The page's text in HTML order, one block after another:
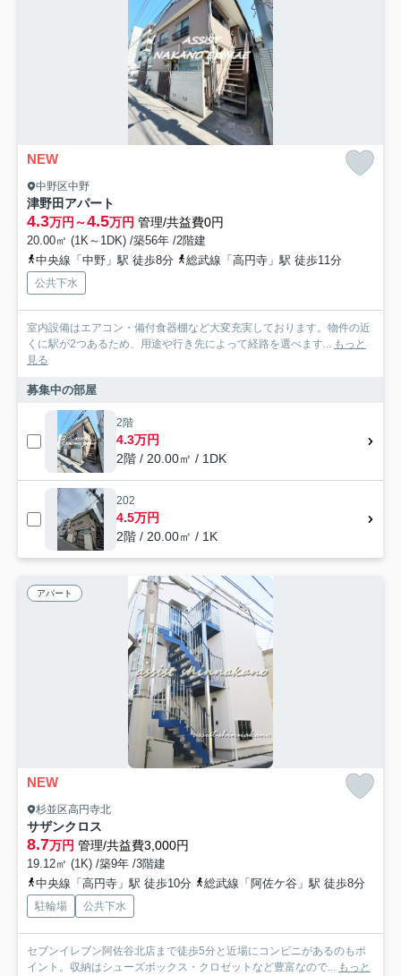
NEW
中野区中野
津野田アパート
4.3万円～4.5万円 管理/共益費0円
20.00㎡ (1K～1DK) /築56年 /2階建
中央線「中野」駅 徒歩8分
総武線「高円寺」駅 徒歩11分
公共下水
室内設備はエアコン・備付食器棚など大変充実しております。物件の近
くに駅が2つあるため、用途や行き先によって経路を選べます... もっと
見る
募集中の部屋
2階
4.3万円
2階 / 20.00㎡ / 1DK
202
4.5万円
2階 / 20.00㎡ / 1K
アパート
NEW
杉並区高円寺北
サザンクロス
8.7万円 管理/共益費3,000円
19.12㎡ (1K) /築9年 /3階建
中央線「高円寺」駅 徒歩10分
総武線「阿佐ケ谷」駅 徒歩8分
駐輪場 公共下水
セブンイレブン阿佐谷北店まで徒歩5分と近場にコンビニがあるのもポ
イント。収納はシューズボックス・クロゼットなど豊富なので... もっと